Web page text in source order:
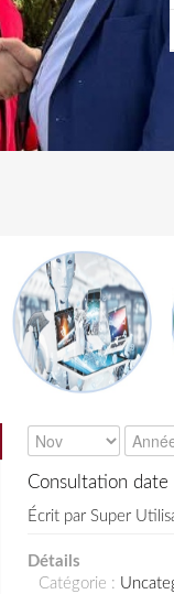
Consultation
Écrit par Super
Détails
Catégorie :